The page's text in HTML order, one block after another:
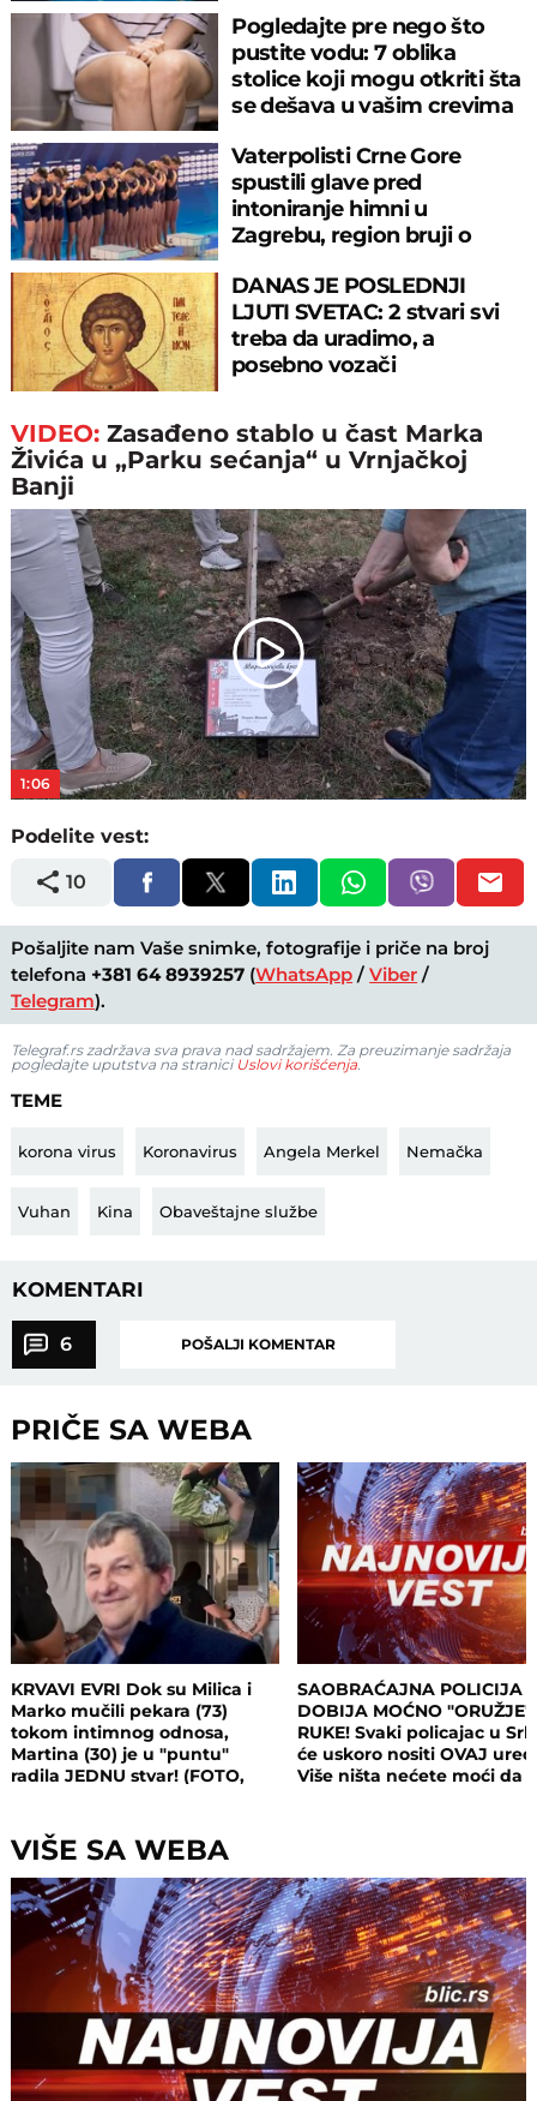
Pogledajte pre nego što
pustite vodu: 7 oblika
stolice koji mogu otkriti šta
se dešava u vašim crevima
Vaterpolisti Crne Gore
spustili glave pred
intoniranje himni u
Zagrebu, region bruji o
DANAS JE POSLEDNJI
LJUTI SVETAC: 2 stvari svi
treba da uradimo, a
posebno vozači
VIDEO:Zasađeno stablo u čast Marka
Živića u „Parku sećanja“ u Vrnjačkoj
Banji
Play
Video
1:06
Podelite vest:
10
Pošaljite nam Vaše snimke, fotografije i priče na broj
telefona +381 64 8939257 (WhatsApp /Viber /
Telegram).
Telegraf.rs zadržava sva prava nad sadržajem. Za preuzimanje sadržaja
pogledajte uputstva na stranici Uslovi korišćenja.
TEME
korona virus Koronavirus Angela Merkel Nemačka
Vuhan Kina Obaveštajne službe
KOMENTARI
6 POŠALJI KOMENTAR
PRIČE SA WEBA
KRVAVI EVRI Dok su Milica i
Marko mučili pekara (73)
tokom intimnog odnosa,
Martina (30) je u "puntu"
radila JEDNU stvar! (FOTO,
SAOBRAĆAJNA POLICIJA
DOBIJA MOĆNO "ORUŽJE"
RUKE! Svaki policajac u
će uskoro nositi OVAJ
Više ništa nećete moći da
VIŠE SA WEBA